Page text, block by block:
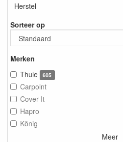
Herstel
Sorteer op
Merken
Thule
605
Carpoint
Cover-It
Hapro
König
Meer